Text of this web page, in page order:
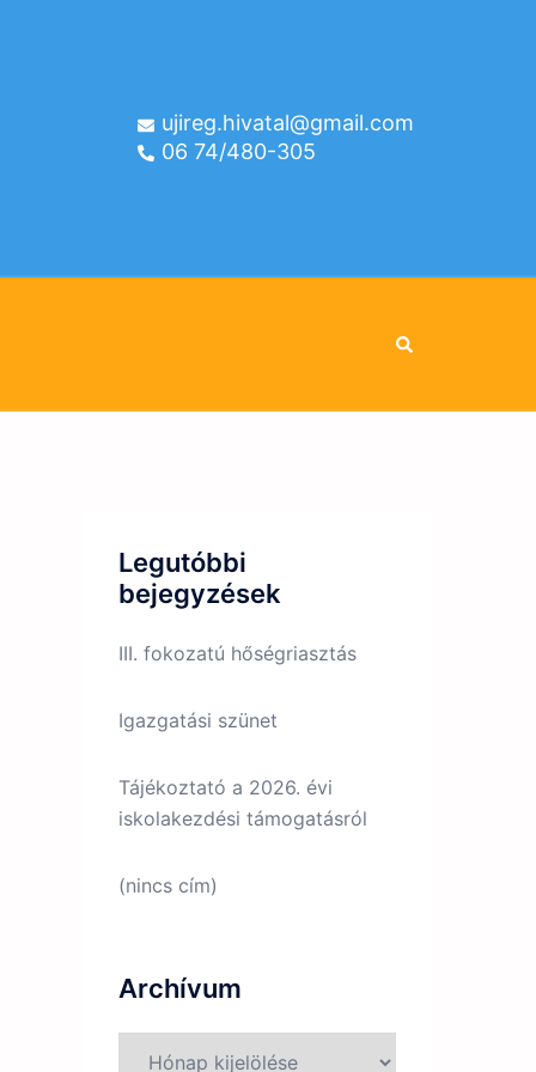
ujireg.hivatal@gmail.com
06 74/480-305
Search
Legutóbbi
bejegyzések
III. fokozatú hőségriasztás
Igazgatási szünet
Tájékoztató a 2026. évi
iskolakezdési támogatásról
(nincs cím)
Archívum